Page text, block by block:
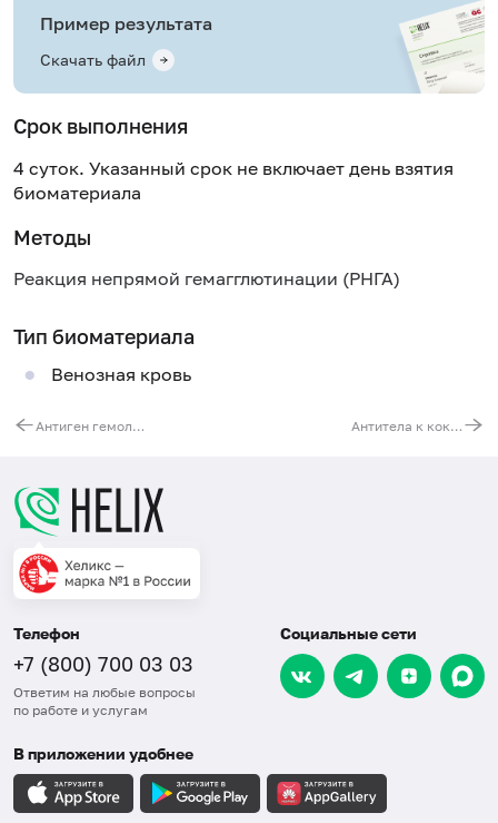
Пример результата
Скачать файл
Срок выполнения
4 суток. Указанный срок не включает день взятия
биоматериала
Методы
Реакция непрямой гемагглютинации (РНГА)
Тип биоматериала
Венозная кровь
Антиген гемолитического стрептококка группы В (Streptococcus agalactiae) Антитела к коклюшной палочке (Bordetella pertussis, IgA), количественно
Телефон
+7 (800) 700 03 03
Ответим на любые вопросы
по работе и услугам
Социальные сети
В приложении удобнее